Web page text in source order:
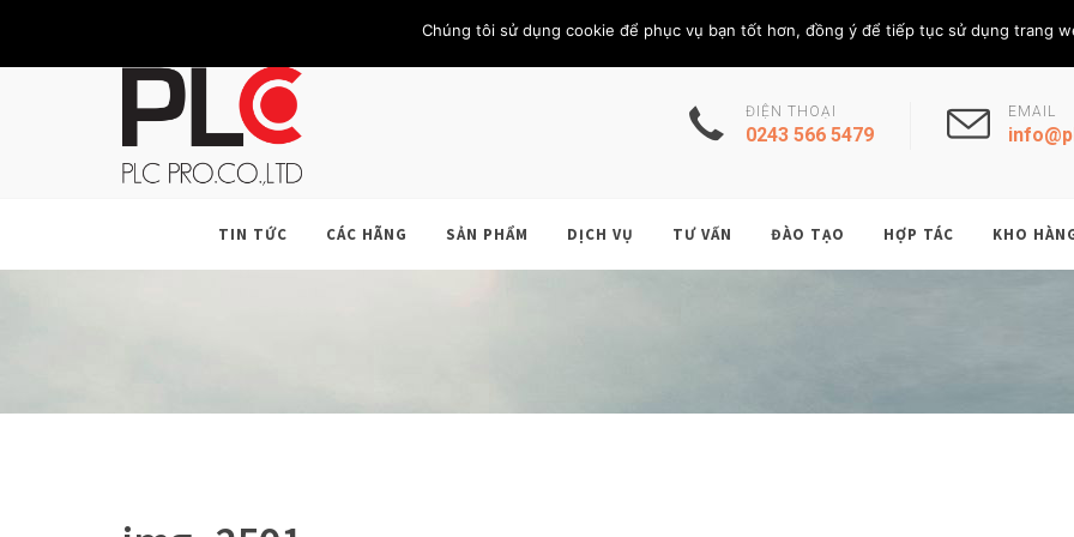
KHÁCH HÀNG LIÊN HỆ THÀNH VIÊN Thứ Năm, 6/8/
ĐIỆN THOẠI
0243 566 5479
EMAIL
TIN TỨC CÁC HÃNG SẢN PHẨM DỊCH VỤ TƯ VẤN ĐÀO TẠO HỢP TÁC KHO
Chúng tôi sử dụng cookie để phục vụ bạn tốt hơn, đồng ý để tiếp tục sử dụng trang